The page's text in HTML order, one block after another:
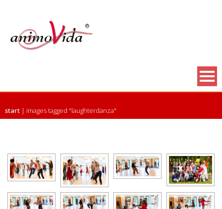
start | images tagged "laughterdanza"